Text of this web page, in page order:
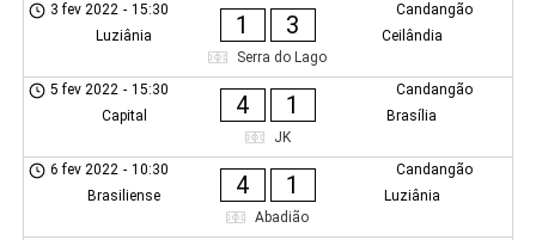
Candangão
3 fev 2022 - 15:30
Luziânia
1 3
Ceilândia
Serra do Lago
Candangão
5 fev 2022 - 15:30
Capital
4 1
Brasília
JK
Candangão
6 fev 2022 - 10:30
Brasiliense
4 1
Luziânia
Abadião